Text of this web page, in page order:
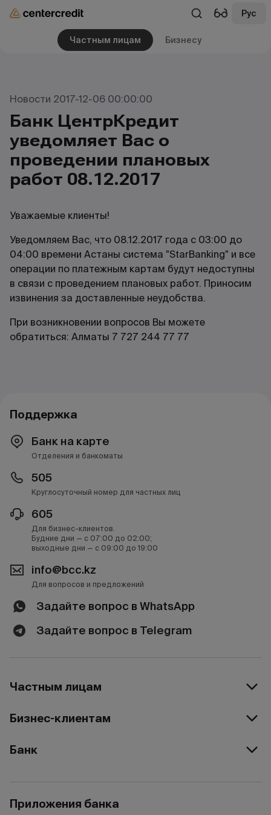
Рус
Частным лицам Бизнесу
Новости 2017-12-06 00:00:00
Банк ЦентрКредит
уведомляет Вас о
проведении плановых
работ 08.12.2017
Уважаемые клиенты!
Уведомляем Вас, что 08.12.2017 года с 03:00 до
04:00 времени Астаны система "StarBanking" и все
операции по платежным картам будут недоступны
в связи с проведением плановых работ. Приносим
извинения за доставленные неудобства.
При возникновении вопросов Вы можете
обратиться: Алматы 7 727 244 77 77
Поддержка
Банк на карте
Отделения и банкоматы
505
Круглосуточный номер для частных лиц
605
Для бизнес-клиентов.
Будние дни — с 07:00 до 02:00;
выходные дни — с 09:00 до 19:00
info@bcc.kz
Для вопросов и предложений
Задайте вопрос в WhatsApp
Задайте вопрос в Telegram
Частным лицам
Бизнес-клиентам
Банк
Приложения банка